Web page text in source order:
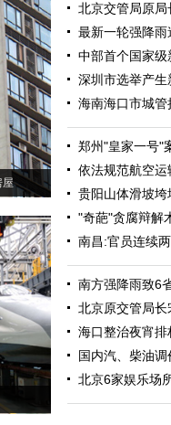
屋
北京交管局原
最新一轮强降
中部首个国家
深圳市选举产
海南海口市城
郑州"皇家一号"
依法规范航空
贵阳山体滑坡
"奇葩"贪腐辩解
南昌:官员连续
南方强降雨致6
北京原交管局
海口整治夜宵
国内汽、柴油调
北京6家娱乐场